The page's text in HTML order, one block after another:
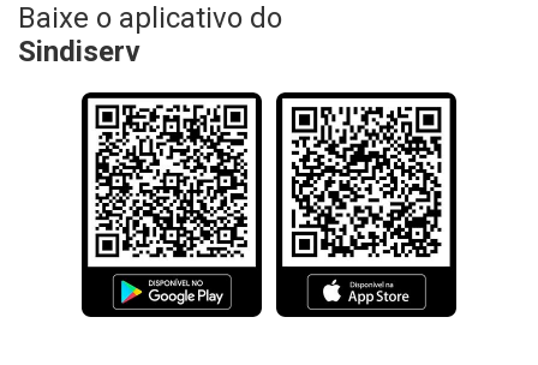
Baixe o aplicativo do
Sindiserv